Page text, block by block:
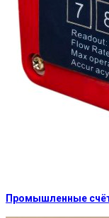
Промышленные